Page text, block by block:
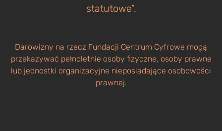
statutowe”.
Darowizny na rzecz Fundacji Centrum Cyfrowe mogą
przekazywać pełnoletnie osoby fizyczne, osoby prawne
lub jednostki organizacyjne nieposiadające osobowości
prawnej.